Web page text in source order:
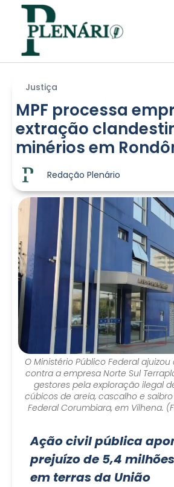
Justiça
MPF processa
extração
minérios em
Redação Plenário
O Ministério Público Federal
contra a empresa Norte Sul
gestores pela exploração ilegal
cúbicos de areia, cascalho e
Federal Corumbiara, em Vilhena.
Ação civil pública
prejuízo de 5,4
em terras da União